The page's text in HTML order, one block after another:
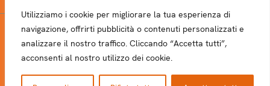
Utilizziamo i cookie per migliorare la tua esperienza di
navigazione, offrirti pubblicità o contenuti personalizzati e
analizzare il nostro traffico. Cliccando “Accetta tutti”,
acconsenti al nostro utilizzo dei cookie.
NEWSLETTER